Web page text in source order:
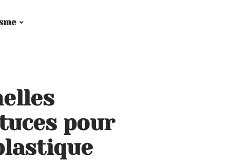
pour